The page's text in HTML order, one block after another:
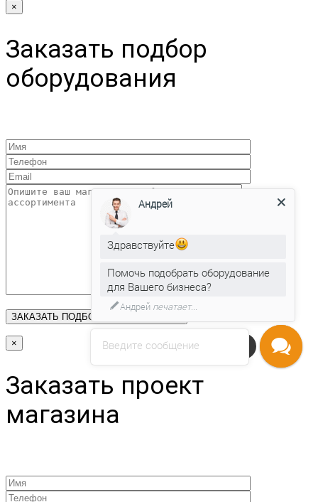
×
Заказать подбор
оборудования
×
Заказать проект
магазина
Напишите нам
Введите сообщение
Андрей
Здравствуйте
Помочь подобрать оборудование
для Вашего бизнеса?
Андрейпечатает...